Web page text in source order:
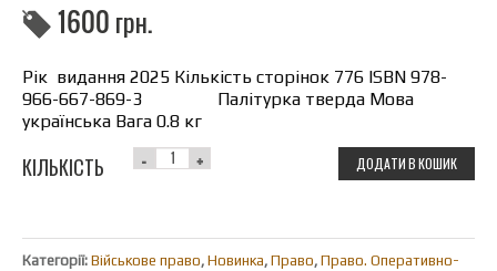
1600грн.
Рік видання 2025 Кількість сторінок 776 ISBN 978-
966-667-869-3 Палітурка тверда Мова
українська Вага 0.8 кг
КІЛЬКІСТЬ ДОДАТИ В КОШИК
Категорії: Військове право, Новинка, Право, Право. Оперативно-